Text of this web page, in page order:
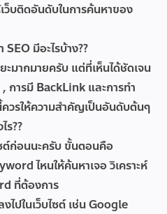
ว็บติดอันดับในการค้นหาของ
มีอะไรบ้าง??
มากมายครับ แต่ที่เห็นได้ชัดเจน
การมี BackLink และการทำ
วรให้ความสำคัญเป็นอันดับต้นๆ
ร??
ต์ก่อนนะครับ ขั้นตอนคือ
ไหนให้ค้นหาเจอ วิเคราะห์
ที่ต้องการ
ไปในเว็บไซต์ เช่น Google